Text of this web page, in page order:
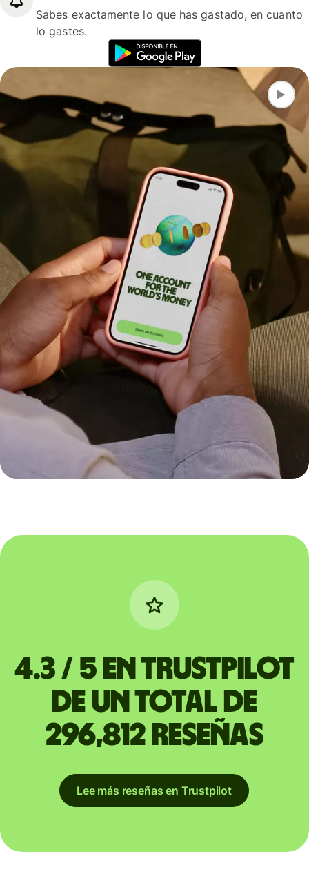
Sabes exactamente lo que has gastado, en cuanto
lo gastes.
4.3 / 5 en Trustpilot
de un total de
296,812 reseñas
Lee más reseñas en Trustpilot